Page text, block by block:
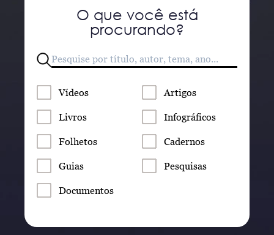
O que você está
procurando?
Vídeos Artigos
Livros Infográficos
Folhetos Cadernos
Guias Pesquisas
Documentos